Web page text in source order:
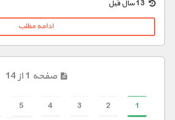
ادامه مطلب
صفحه 1 از 14
1
2
3
4
5